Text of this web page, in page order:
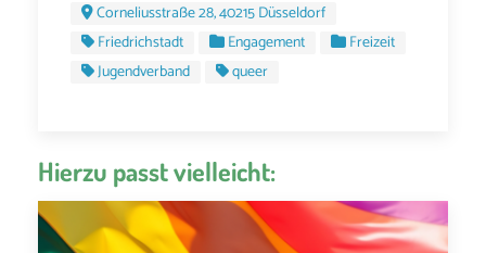
Corneliusstraße 28, 40215 Düsseldorf
Friedrichstadt
Engagement
Freizeit
Jugendverband
queer
Hierzu passt vielleicht: